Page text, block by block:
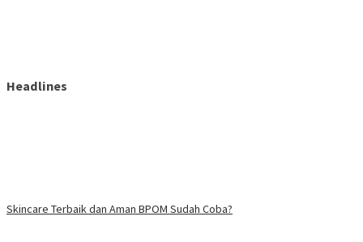
Headlines
Skincare Terbaik dan Aman BPOM Sudah Coba?